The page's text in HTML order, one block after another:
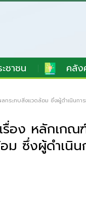
ชาชน คลัง
กระทบสิ่งแวดล้อม ซึ่งผู้ดำเนินก
อง หลักเกณ
ม ซึ่งผู้ดำเนิ